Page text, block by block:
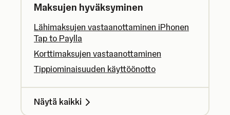
Maksujen hyväksyminen
Lähimaksujen vastaanottaminen iPhonen
Tap to Paylla
Korttimaksujen vastaanottaminen
Tippiominaisuuden käyttöönotto
Näytä kaikki